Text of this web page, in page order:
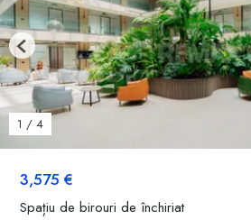
3,575 €
Spațiu de birouri de închiriat
1 / 4
Previous